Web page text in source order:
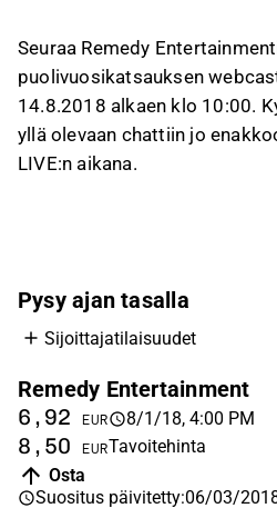
Seuraa Remedy
puolivuosikatsauksen
14.8.2018 alkaen klo 10:00.
yllä olevaan chattiin jo
LIVE:n aikana.
Pysy ajan tasalla
Sijoittajatilaisuudet
Remedy Entertainment
6,92 EUR 8/1/18, 4:00 PM
8,50 EURTavoitehinta
Osta
Suositus päivitetty:06/03/